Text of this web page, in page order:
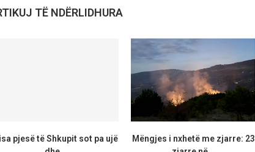
TË NDËRLIDHURA
pjesë të Shkupit sot pa ujë
Mëngjes i nxhetë me zjarre: 23